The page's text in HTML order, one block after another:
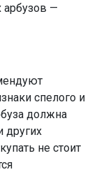
арбузов —
спелого и
должна
других
не стоит